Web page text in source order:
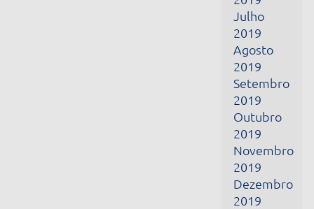
2019
Novembro
2019
Dezembro
2019
Janeiro
2020
Fevereiro
2020
Março
2020
Abril
2020
Maio